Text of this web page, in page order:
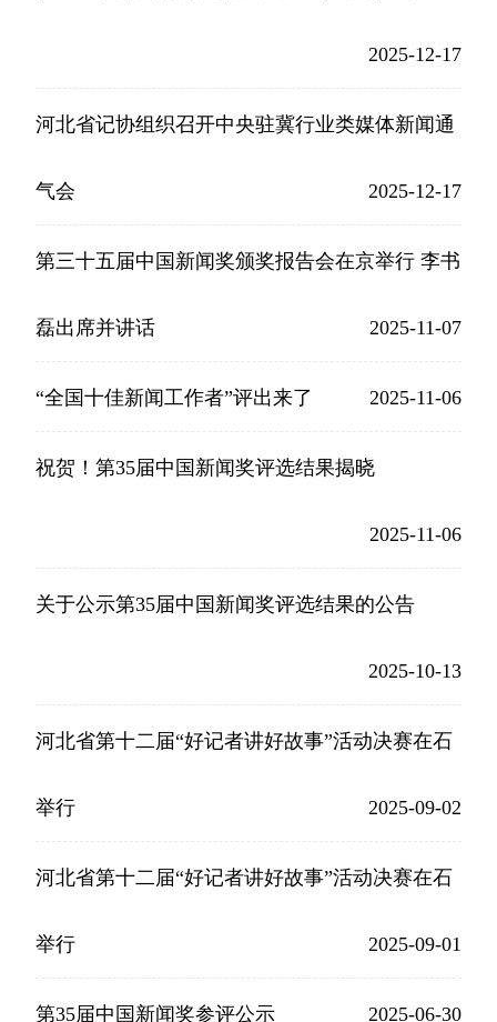
2025-12-17
河北省记协组织召开中央驻冀行业类媒体新闻通
气会 2025-12-17
第三十五届中国新闻奖颁奖报告会在京举行 李书
磊出席并讲话 2025-11-07
“全国十佳新闻工作者”评出来了 2025-11-06
祝贺！第35届中国新闻奖评选结果揭晓
2025-11-06
关于公示第35届中国新闻奖评选结果的公告
2025-10-13
河北省第十二届“好记者讲好故事”活动决赛在石
举行 2025-09-02
河北省第十二届“好记者讲好故事”活动决赛在石
举行 2025-09-01
第35届中国新闻奖参评公示 2025-06-30